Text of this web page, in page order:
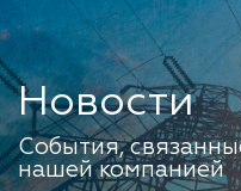
Новости
События,
нашей компанией